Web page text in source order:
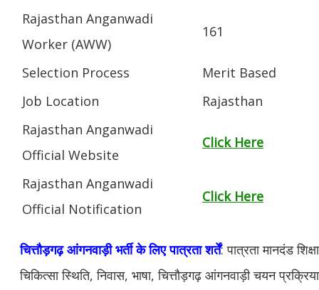
Rajasthan Anganwadi
Worker (AWW)
161
Selection Process
Merit Based
Job Location
Rajasthan
Rajasthan Anganwadi
Official Website
Click Here
Rajasthan Anganwadi
Official Notification
Click Here
चित्तौड़गढ़ आंगनवाड़ी भर्ती के लिए पात्रता शर्तें: पात्रता मानदंड
चिकित्सा स्थिति, निवास, भाषा, चित्तौड़गढ़ आंगनवाड़ी चयन